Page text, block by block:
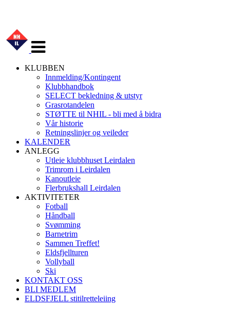
navigasjon
KLUBBEN
Innmelding/Kontingent
Klubbhandbok
SELECT bekledning & utstyr
Grasrotandelen
STØTTE til NHIL - bli med å bidra
Vår historie
Retningslinjer og veileder
KALENDER
ANLEGG
Utleie klubbhuset Leirdalen
Trimrom i Leirdalen
Kanoutleie
Flerbrukshall Leirdalen
AKTIVITETER
Fotball
Håndball
Svømming
Barnetrim
Sammen Treffet!
Eldsfjellturen
Vollyball
Ski
KONTAKT OSS
BLI MEDLEM
ELDSFJELL stitilretteleiing